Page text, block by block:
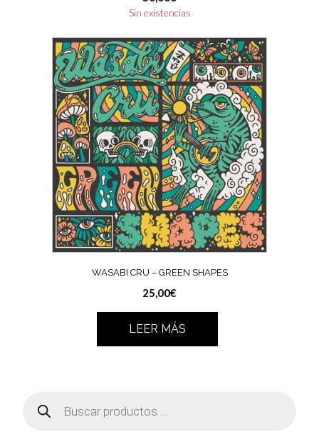
Sin existencias
WASABI CRU – GREEN SHAPES
25,00€
LEER MÁS
productos